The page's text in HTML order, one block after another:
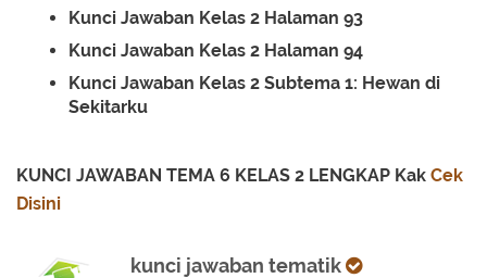
Kunci Jawaban Kelas 2 Halaman 93
Kunci Jawaban Kelas 2 Halaman 94
Kunci Jawaban Kelas 2 Subtema 1: Hewan di
Sekitarku
KUNCI JAWABAN TEMA 6 KELAS 2 LENGKAP Kak Cek
Disini
kunci jawaban tematik